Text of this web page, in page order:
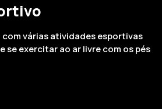
várias atividades esportivas
se exercitar ao ar livre com os pés